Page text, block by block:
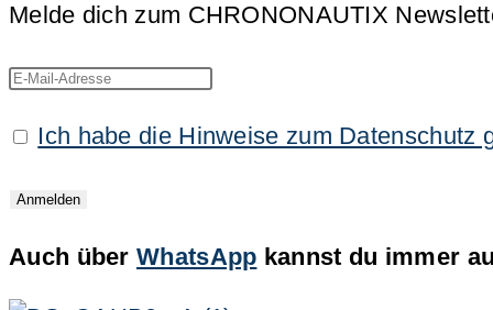
Melde dich zum CHRONONAUTIX
Ich habe die Hinweise zum Datenschutz
Auch überWhatsApp kannst du immer